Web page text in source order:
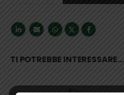
TI POTREBBE INTERESSARE…